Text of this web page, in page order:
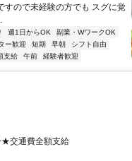
すので未経験の方でも スグに覚
週1日からOK
副業・WワークOK
ー歓迎 短期 早朝
シフト自由
支給 午前 経験者歓迎
★交通費全額支給